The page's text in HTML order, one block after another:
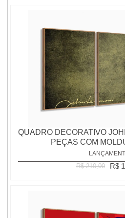
QUADRO DECORATIVO
PEÇAS COM
R$ 210,00 R$